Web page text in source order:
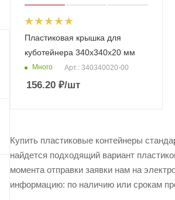
Пластиковая крышка для
куботейнера 340х340х20 мм
Много Арт.: 340340020-00
156.20 ₽/шт
Купить пластиковые контейнеры
найдется подходящий вариант
момента отправки заявки нам на
информацию: по наличию или срокам